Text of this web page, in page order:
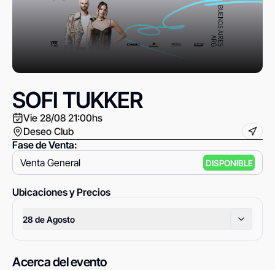
SOFI TUKKER
Vie 28/08 21:00hs
Deseo Club
Fase de Venta:
Venta General
DISPONIBLE
Ubicaciones y Precios
28 de Agosto
Acerca del evento